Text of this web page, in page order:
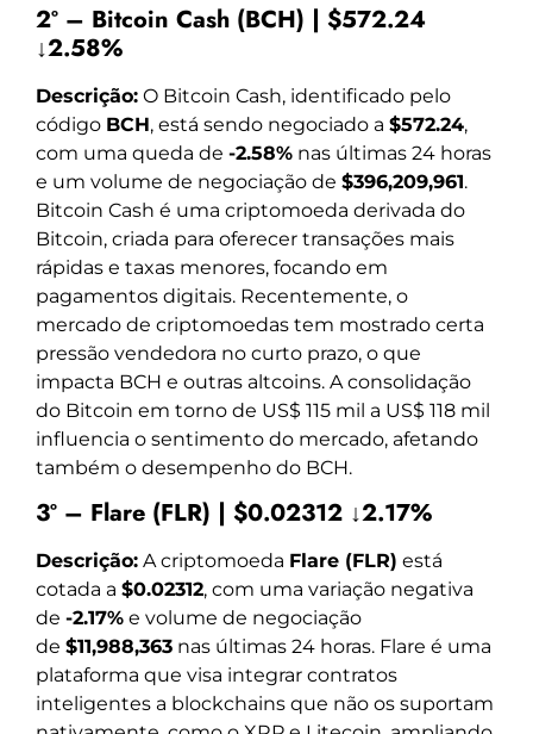
2º – Bitcoin Cash (BCH) | $572.24
↓2.58%
Descrição: O Bitcoin Cash, identificado pelo
código BCH, está sendo negociado a $572.24,
com uma queda de -2.58% nas últimas 24 horas
e um volume de negociação de $396,209,961.
Bitcoin Cash é uma criptomoeda derivada do
Bitcoin, criada para oferecer transações mais
rápidas e taxas menores, focando em
pagamentos digitais. Recentemente, o
mercado de criptomoedas tem mostrado certa
pressão vendedora no curto prazo, o que
impacta BCH e outras altcoins. A consolidação
do Bitcoin em torno de US$ 115 mil a US$ 118 mil
influencia o sentimento do mercado, afetando
também o desempenho do BCH.
3º – Flare (FLR) | $0.02312 ↓2.17%
Descrição: A criptomoeda Flare (FLR) está
cotada a $0.02312, com uma variação negativa
de -2.17% e volume de negociação
de $11,988,363 nas últimas 24 horas. Flare é uma
plataforma que visa integrar contratos
inteligentes a blockchains que não os suportam